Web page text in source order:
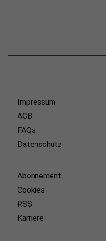
Impressum
AGB
FAQs
Datenschutz
Abonnement
Cookies
RSS
Karriere